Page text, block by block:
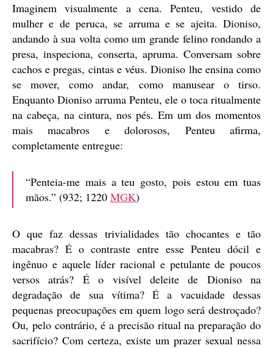
Imaginem visualmente a cena. Penteu, vestido de
mulher e de peruca, se arruma e se ajeita. Dioniso,
andando à sua volta como um grande felino rondando a
presa, inspeciona, conserta, apruma. Conversam sobre
cachos e pregas, cintas e véus. Dioniso lhe ensina como
se mover, como andar, como manusear o tirso.
Enquanto Dioniso arruma Penteu, ele o toca ritualmente
na cabeça, na cintura, nos pés. Em um dos momentos
mais macabros e dolorosos, Penteu afirma,
completamente entregue:
“Penteia-me mais a teu gosto, pois estou em tuas
mãos.” (932; 1220 MGK)
O que faz dessas trivialidades tão chocantes e tão
macabras? É o contraste entre esse Penteu dócil e
ingênuo e aquele líder racional e petulante de poucos
versos atrás? É o visível deleite de Dioniso na
degradação de sua vítima? É a vacuidade dessas
pequenas preocupações em quem logo será destroçado?
Ou, pelo contrário, é a precisão ritual na preparação do
sacrifício? Com certeza, existe um prazer sexual nessa